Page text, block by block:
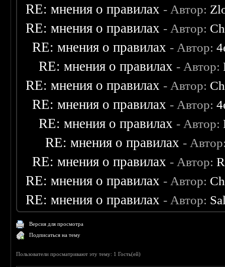
RE: мнения о правилах - Автор:
RE: мнения о правилах - Автор:
RE: мнения о правилах - Автор:
RE: мнения о правилах - Автор:
RE: мнения о правилах - Автор:
RE: мнения о правилах - Автор:
RE: мнения о правилах - Автор:
RE: мнения о правилах -
RE: мнения о правилах - Автор:
RE: мнения о правилах - Автор:
RE: мнения о правилах - Автор:
Версия для просмотра
Подписаться на тему
Пользователи просматривают эту тему: 1 Гость(ей)